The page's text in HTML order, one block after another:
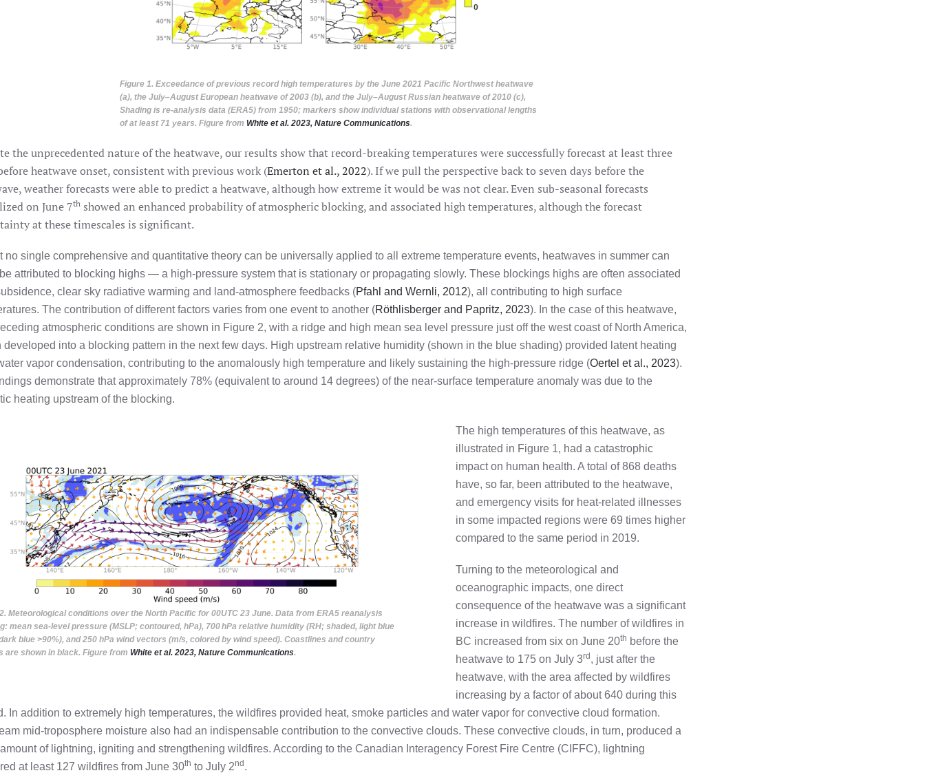
Figure 1. Exceedance of previous record high temperatures by the June 2021 Pacific Northwest heatwave
(a), the July–August European heatwave of 2003 (b), and the July–August Russian heatwave of 2010 (c),
Shading is re-analysis data (ERA5) from 1950; markers show individual stations with observational lengths
of at least 71 years. Figure from White et al. 2023, Nature Communications.
the unprecedented nature of the heatwave, our results show that record-breaking temperatures were successfully forecast at least three
heatwave onset, consistent with previous work (Emerton et al., 2022). If we pull the perspective back to seven days before the
weather forecasts were able to predict a heatwave, although how extreme it would be was not clear. Even sub-seasonal forecasts
on June 7th showed an enhanced probability of atmospheric blocking, and associated high temperatures, although the forecast
at these timescales is significant.
no single comprehensive and quantitative theory can be universally applied to all extreme temperature events, heatwaves in summer can
attributed to blocking highs — a high-pressure system that is stationary or propagating slowly. These blockings highs are often associated
clear sky radiative warming and land-atmosphere feedbacks (Pfahl and Wernli, 2012), all contributing to high surface
The contribution of different factors varies from one event to another (Röthlisberger and Papritz, 2023). In the case of this heatwave,
atmospheric conditions are shown in Figure 2, with a ridge and high mean sea level pressure just off the west coast of North America,
developed into a blocking pattern in the next few days. High upstream relative humidity (shown in the blue shading) provided latent heating
vapor condensation, contributing to the anomalously high temperature and likely sustaining the high-pressure ridge (Oertel et al., 2023).
demonstrate that approximately 78% (equivalent to around 14 degrees) of the near-surface temperature anomaly was due to the
heating upstream of the blocking.
Meteorological conditions over the North Pacific for 00UTC 23 June. Data from ERA5 reanalysis
mean sea-level pressure (MSLP; contoured, hPa), 700 hPa relative humidity (RH; shaded, light blue
blue >90%), and 250 hPa wind vectors (m/s, colored by wind speed). Coastlines and country
are shown in black. Figure from White et al. 2023, Nature Communications.
The high temperatures of this heatwave, as
illustrated in Figure 1, had a catastrophic
impact on human health. A total of 868 deaths
have, so far, been attributed to the heatwave,
and emergency visits for heat-related illnesses
in some impacted regions were 69 times higher
compared to the same period in 2019.
Turning to the meteorological and
oceanographic impacts, one direct
consequence of the heatwave was a significant
increase in wildfires. The number of wildfires in
BC increased from six on June 20th before the
heatwave to 175 on July 3rd , just after the
heatwave, with the area affected by wildfires
increasing by a factor of about 640 during this
In addition to extremely high temperatures, the wildfires provided heat, smoke particles and water vapor for convective cloud formation.
mid-troposphere moisture also had an indispensable contribution to the convective clouds. These convective clouds, in turn, produced a
of lightning, igniting and strengthening wildfires. According to the Canadian Interagency Forest Fire Centre (CIFFC), lightning
at least 127 wildfires from June 30th to July 2nd .